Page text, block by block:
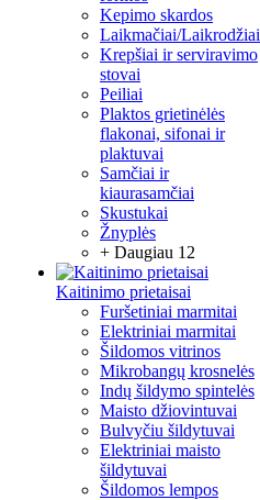
Kepimo skardos
Laikmačiai/Laikrodžiai
Krepšiai ir serviravimo
stovai
Peiliai
Plaktos grietinėlės
flakonai, sifonai ir
plaktuvai
Samčiai ir
kiaurasamčiai
Skustukai
Žnyplės
+ Daugiau 12
Kaitinimo prietaisai
Furšetiniai marmitai
Elektriniai marmitai
Šildomos vitrinos
Mikrobangų krosnelės
Indų šildymo spintelės
Maisto džiovintuvai
Bulvyčiu šildytuvai
Elektriniai maisto
šildytuvai
Šildomos lempos